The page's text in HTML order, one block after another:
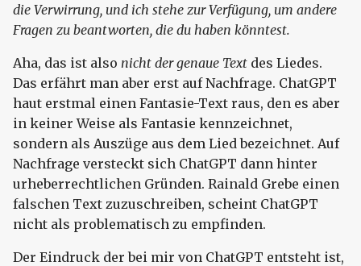
die Verwirrung, und ich stehe zur Verfügung, um andere
Fragen zu beantworten, die du haben könntest.
Aha, das ist also nicht der genaue Text des Liedes.
Das erfährt man aber erst auf Nachfrage. ChatGPT
haut erstmal einen Fantasie-Text raus, den es aber
in keiner Weise als Fantasie kennzeichnet,
sondern als Auszüge aus dem Lied bezeichnet. Auf
Nachfrage versteckt sich ChatGPT dann hinter
urheberrechtlichen Gründen. Rainald Grebe einen
falschen Text zuzuschreiben, scheint ChatGPT
nicht als problematisch zu empfinden.
Der Eindruck der bei mir von ChatGPT entsteht ist,